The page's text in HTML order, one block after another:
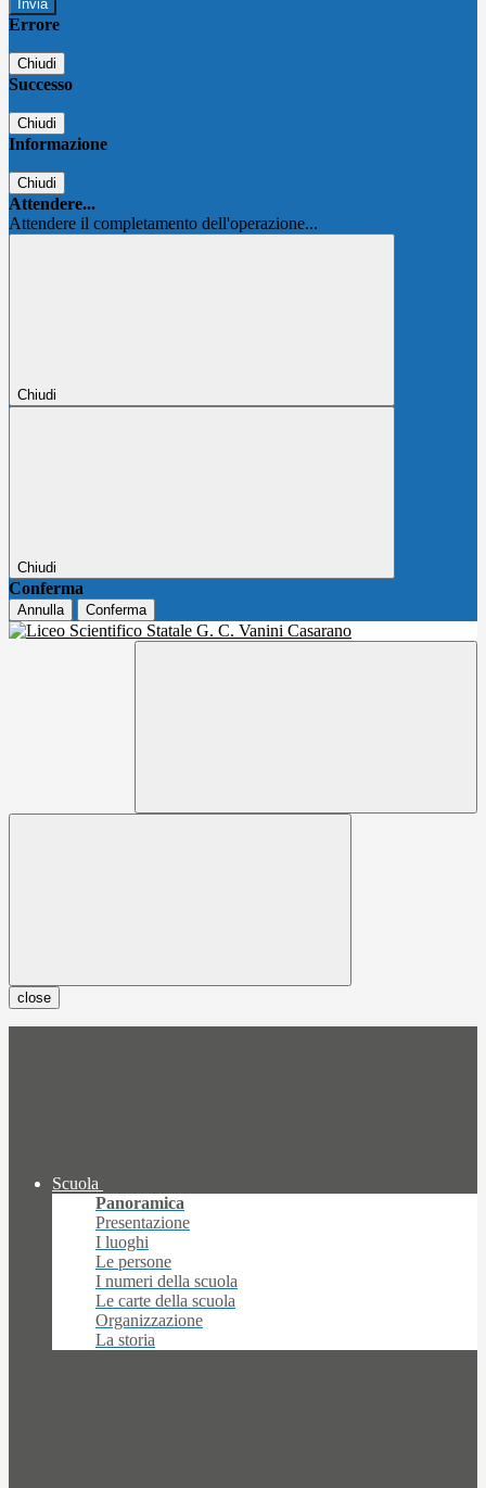
Errore
Chiudi
Successo
Chiudi
Informazione
Chiudi
Attendere...
Attendere il completamento dell'operazione...
Chiudi
Chiudi
Conferma
Annulla Conferma
close
Scuola
Panoramica
Presentazione
I luoghi
Le persone
I numeri della scuola
Le carte della scuola
Organizzazione
La storia